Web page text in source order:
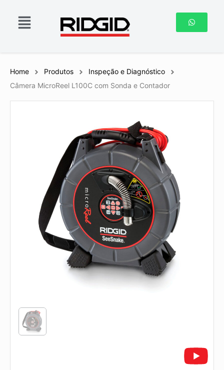
Home Produtos
Inspeção e Diagnóstico
Câmera MicroReel L100C com Sonda e Contador